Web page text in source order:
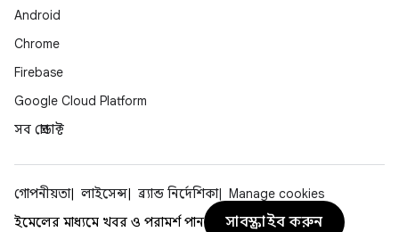
Android
Chrome
Firebase
Google Cloud Platform
সব প্রোডাক্ট
গোপনীয়তা লাইসেন্স ব্র্যান্ড নির্দেশিকা
Manage cookies
ইমেলের মাধ্যমে খবর ও পরামর্শ পান
সাবস্ক্রাইব করুন